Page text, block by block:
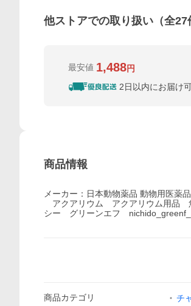
他ストアでの取り扱い（全27
最安値 1,488円
2日以内にお届け
商品情報
メーカー：日本動物薬品 動物用
アクアリウム アクアリウム用
シー グリーンエフ
商品カテゴリ チ